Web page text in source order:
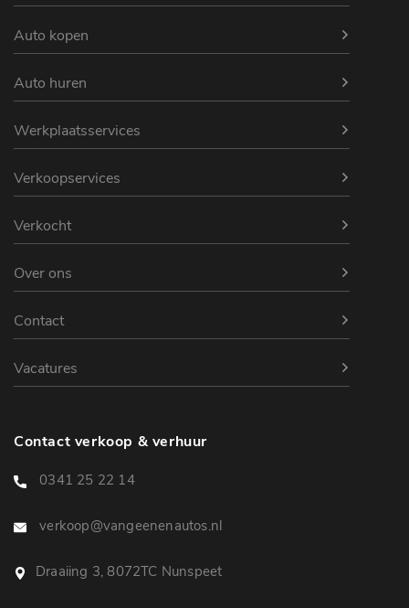
Auto kopen
Auto huren
Werkplaatsservices
Verkoopservices
Verkocht
Over ons
Contact
Vacatures
Contact verkoop & verhuur
0341 25 22 14
verkoop@vangeenenautos.nl
Draaiing 3, 8072TC Nunspeet